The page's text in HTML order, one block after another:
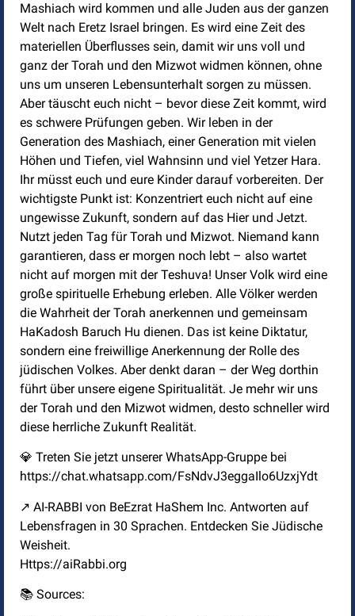
Mashiach wird kommen und alle Juden aus der ganzen
Welt nach Eretz Israel bringen. Es wird eine Zeit des
materiellen Überflusses sein, damit wir uns voll und
ganz der Torah und den Mizwot widmen können, ohne
uns um unseren Lebensunterhalt sorgen zu müssen.
Aber täuscht euch nicht – bevor diese Zeit kommt, wird
es schwere Prüfungen geben. Wir leben in der
Generation des Mashiach, einer Generation mit vielen
Höhen und Tiefen, viel Wahnsinn und viel Yetzer Hara.
Ihr müsst euch und eure Kinder darauf vorbereiten. Der
wichtigste Punkt ist: Konzentriert euch nicht auf eine
ungewisse Zukunft, sondern auf das Hier und Jetzt.
Nutzt jeden Tag für Torah und Mizwot. Niemand kann
garantieren, dass er morgen noch lebt – also wartet
nicht auf morgen mit der Teshuva! Unser Volk wird eine
große spirituelle Erhebung erleben. Alle Völker werden
die Wahrheit der Torah anerkennen und gemeinsam
HaKadosh Baruch Hu dienen. Das ist keine Diktatur,
sondern eine freiwillige Anerkennung der Rolle des
jüdischen Volkes. Aber denkt daran – der Weg dorthin
führt über unsere eigene Spiritualität. Je mehr wir uns
der Torah und den Mizwot widmen, desto schneller wird
diese herrliche Zukunft Realität.
💎 Treten Sie jetzt unserer WhatsApp-Gruppe bei
https://chat.whatsapp.com/FsNdvJ3eggaIlo6UzxjYdt
↗️ AI-RABBI von BeEzrat HaShem Inc. Antworten auf
Lebensfragen in 30 Sprachen. Entdecken Sie Jüdische
Weisheit.
Https://aiRabbi.org
📚 Sources: